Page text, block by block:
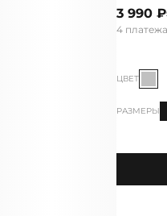
3 990 ₽
4
ЦВЕТ
РАЗМЕРЫ